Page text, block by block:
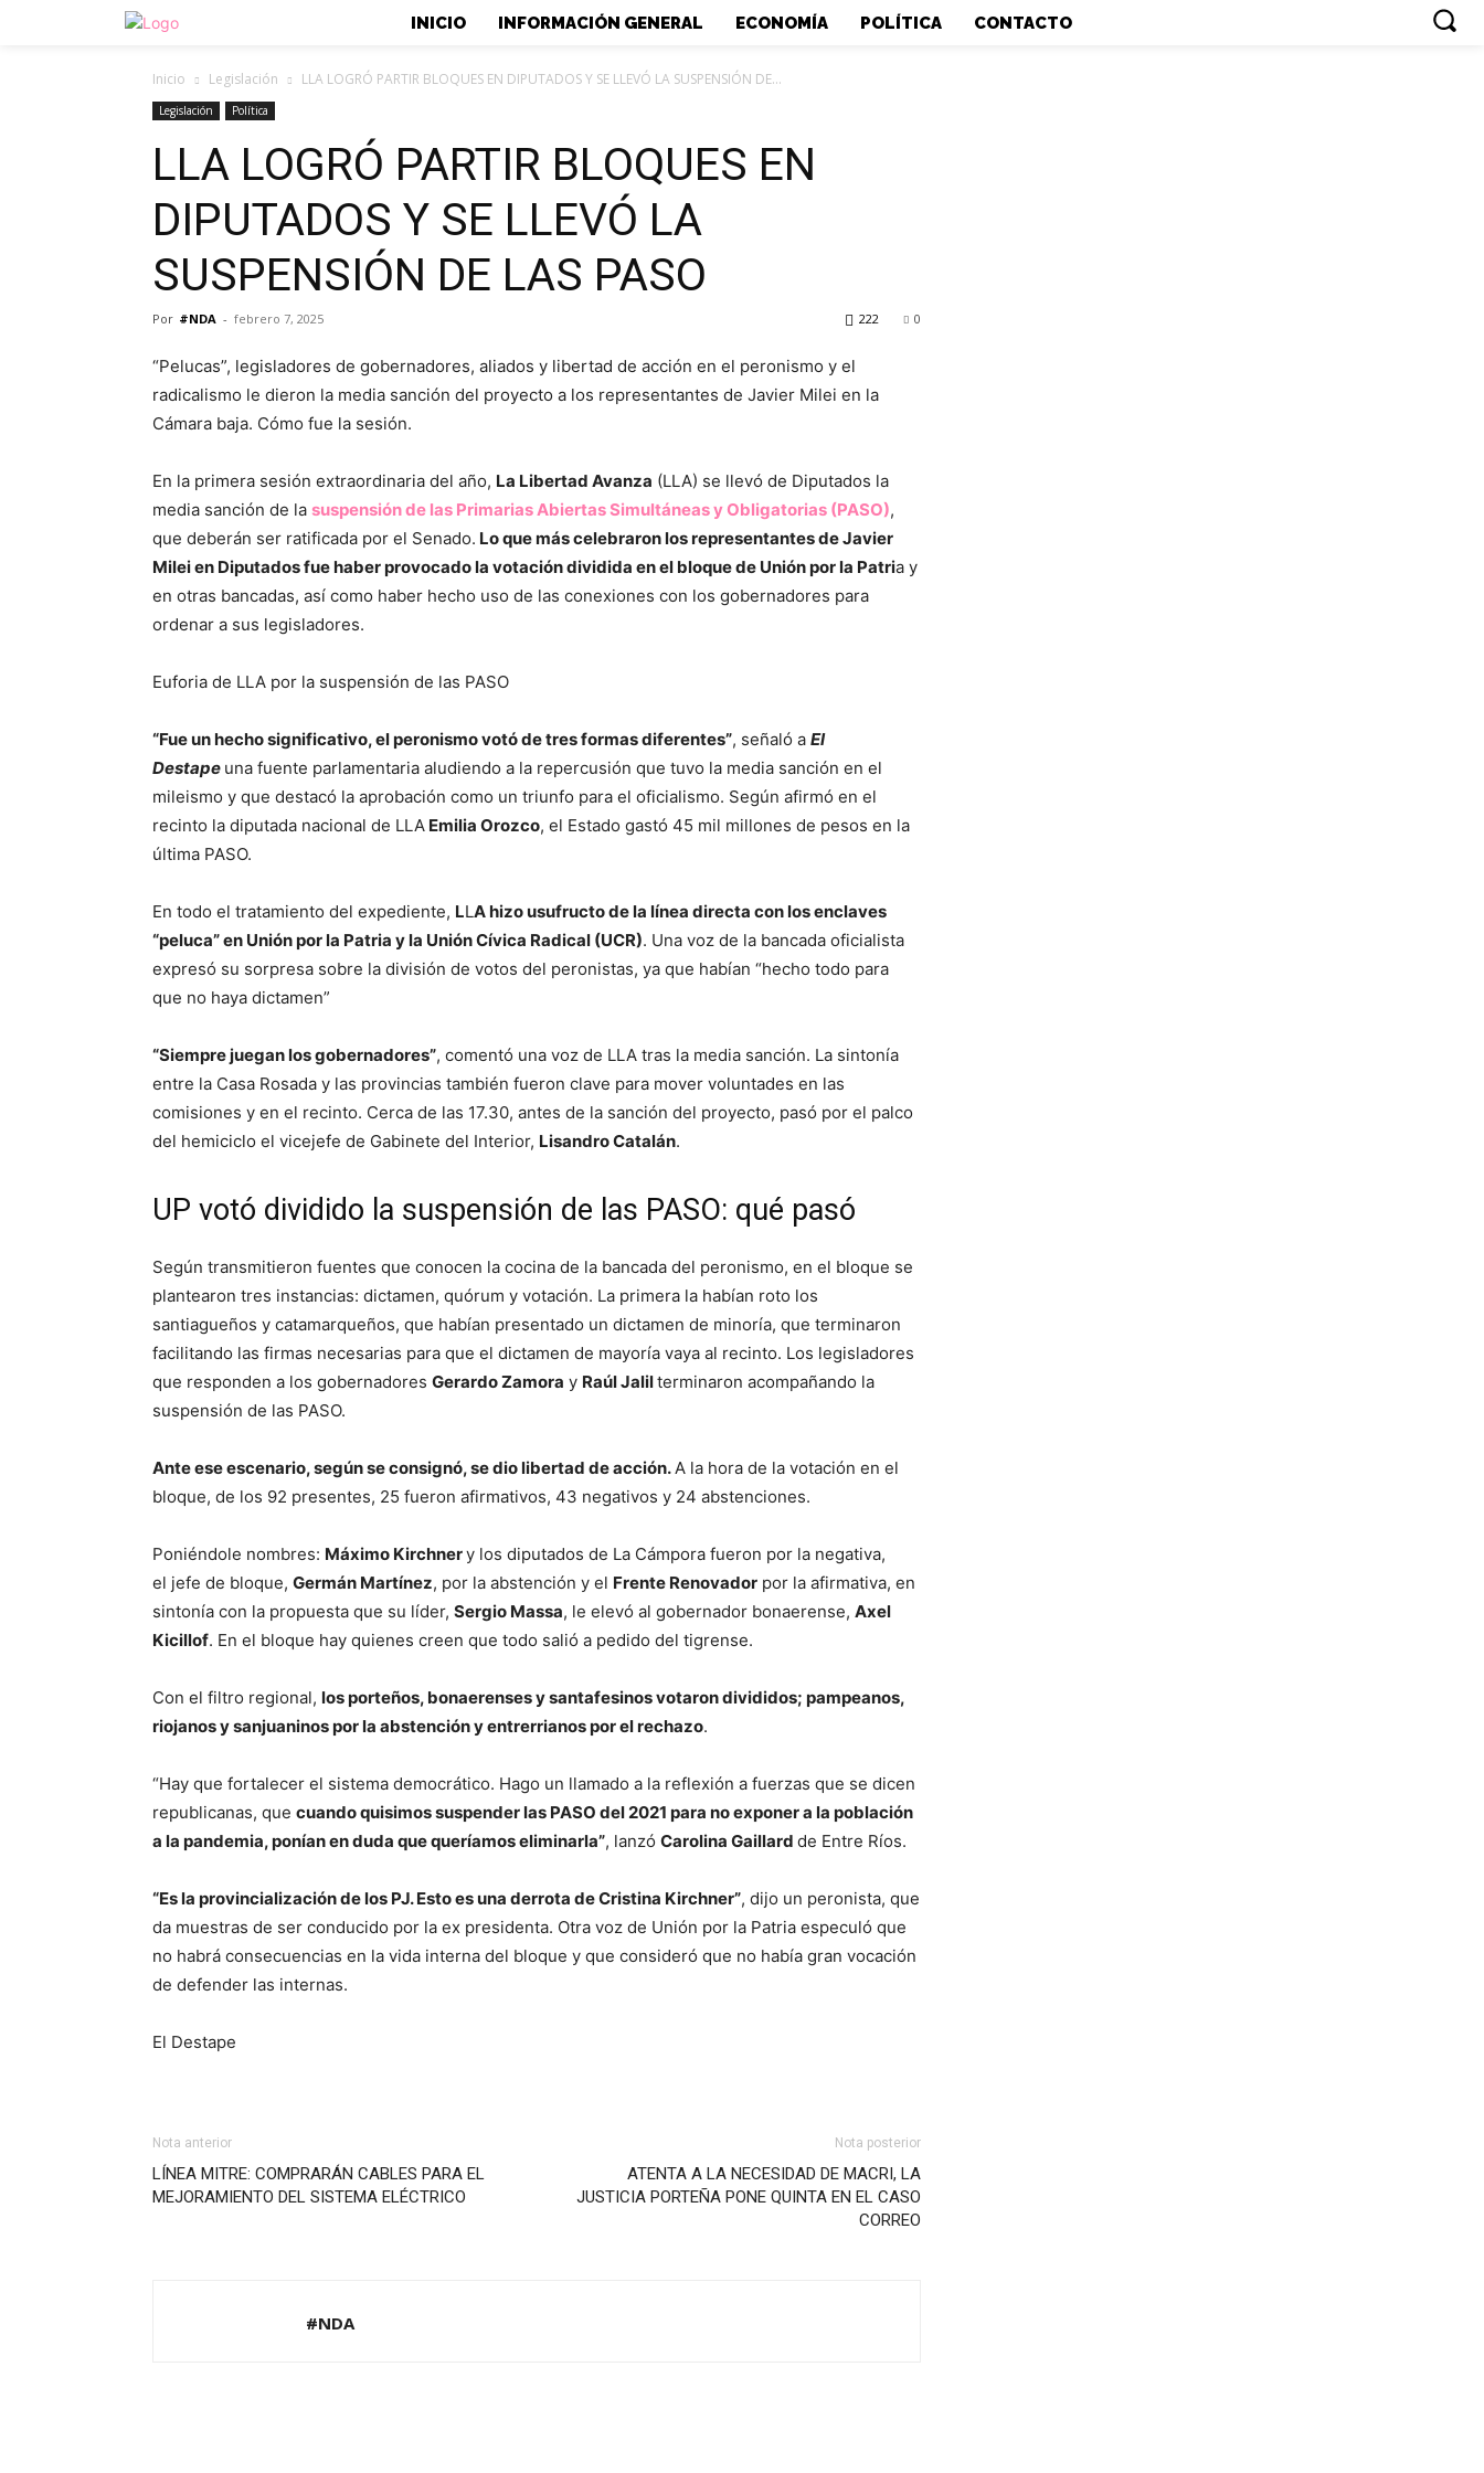
INICIO INFORMACIÓN GENERAL ECONOMÍA POLÍTICA CONTACTO
Inicio Legislación LLA LOGRÓ PARTIR BLOQUES EN DIPUTADOS Y SE LLEVÓ LA SUSPENSIÓN DE...
Legislación Política
LLA LOGRÓ PARTIR BLOQUES EN
DIPUTADOS Y SE LLEVÓ LA
SUSPENSIÓN DE LAS PASO
Por #NDA - febrero 7, 2025 0
222
“Pelucas”, legisladores de gobernadores, aliados y libertad de acción en el peronismo y el
radicalismo le dieron la media sanción del proyecto a los representantes de Javier Milei en la
Cámara baja. Cómo fue la sesión.
En la primera sesión extraordinaria del año, La Libertad Avanza (LLA) se llevó de Diputados la
media sanción de la suspensión de las Primarias Abiertas Simultáneas y Obligatorias (PASO),
que deberán ser ratificada por el Senado. Lo que más celebraron los representantes de Javier
Milei en Diputados fue haber provocado la votación dividida en el bloque de Unión por la Patria y
en otras bancadas, así como haber hecho uso de las conexiones con los gobernadores para
ordenar a sus legisladores.
Euforia de LLA por la suspensión de las PASO
“Fue un hecho significativo, el peronismo votó de tres formas diferentes”, señaló a El
Destape una fuente parlamentaria aludiendo a la repercusión que tuvo la media sanción en el
mileismo y que destacó la aprobación como un triunfo para el oficialismo. Según afirmó en el
recinto la diputada nacional de LLA Emilia Orozco, el Estado gastó 45 mil millones de pesos en la
última PASO.
En todo el tratamiento del expediente, LLA hizo usufructo de la línea directa con los enclaves
“peluca” en Unión por la Patria y la Unión Cívica Radical (UCR). Una voz de la bancada oficialista
expresó su sorpresa sobre la división de votos del peronistas, ya que habían “hecho todo para
que no haya dictamen”
“Siempre juegan los gobernadores”, comentó una voz de LLA tras la media sanción. La sintonía
entre la Casa Rosada y las provincias también fueron clave para mover voluntades en las
comisiones y en el recinto. Cerca de las 17.30, antes de la sanción del proyecto, pasó por el palco
del hemiciclo el vicejefe de Gabinete del Interior, Lisandro Catalán.
UP votó dividido la suspensión de las PASO: qué pasó
Según transmitieron fuentes que conocen la cocina de la bancada del peronismo, en el bloque se
plantearon tres instancias: dictamen, quórum y votación. La primera la habían roto los
santiagueños y catamarqueños, que habían presentado un dictamen de minoría, que terminaron
facilitando las firmas necesarias para que el dictamen de mayoría vaya al recinto. Los legisladores
que responden a los gobernadores Gerardo Zamora y Raúl Jalilterminaron acompañando la
suspensión de las PASO.
Ante ese escenario, según se consignó, se dio libertad de acción.A la hora de la votación en el
bloque, de los 92 presentes, 25 fueron afirmativos, 43 negativos y 24 abstenciones.
Poniéndole nombres: Máximo Kirchnery los diputados de La Cámpora fueron por la negativa,
el jefe de bloque, Germán Martínez, por la abstención y el Frente Renovador por la afirmativa, en
sintonía con la propuesta que su líder, Sergio Massa, le elevó al gobernador bonaerense, Axel
Kicillof. En el bloque hay quienes creen que todo salió a pedido del tigrense.
Con el filtro regional, los porteños, bonaerenses y santafesinos votaron divididos; pampeanos,
riojanos y sanjuaninos por la abstención y entrerrianos por el rechazo.
“Hay que fortalecer el sistema democrático. Hago un llamado a la reflexión a fuerzas que se dicen
republicanas, que cuando quisimos suspender las PASO del 2021 para no exponer a la población
a la pandemia, ponían en duda que queríamos eliminarla”, lanzó Carolina Gaillard de Entre Ríos.
“Es la provincialización de los PJ. Esto es una derrota de Cristina Kirchner”, dijo un peronista, que
da muestras de ser conducido por la ex presidenta. Otra voz de Unión por la Patria especuló que
no habrá consecuencias en la vida interna del bloque y que consideró que no había gran vocación
de defender las internas.
El Destape
Nota anterior
LÍNEA MITRE: COMPRARÁN CABLES PARA EL
MEJORAMIENTO DEL SISTEMA ELÉCTRICO
Nota posterior
ATENTA A LA NECESIDAD DE MACRI, LA
JUSTICIA PORTEÑA PONE QUINTA EN EL CASO
CORREO
#NDA